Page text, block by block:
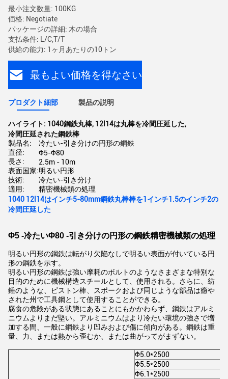
最小注文数量: 100KG
価格: Negotiate
パッケージの詳細: 木の場合
支払条件: L/C,T/T
供給の能力: 1ヶ月あたりの10トン
最もよい価格を得なさい
プロダクト細部 製品の説明
ハイライト: 1040鋼鉄丸棒, 12l14は丸棒を冷間圧延した,
冷間圧延された鋼鉄棒
製品名:
冷たい-引き分けの円形の鋼鉄
直径:
Φ5-Φ80
長さ:
2.5m - 10m
表面国家:明るい円形
技術:
冷たい-引き分け
適用:
精密機械類の処理
1040 12l14はインチ5-80mm鋼鉄丸棒棒を1インチ1.5のインチ2の
冷間圧延した
Φ5 -冷たいΦ80 -引き分けの円形の鋼鉄精密機械類の処理
明るい円形の鋼鉄は転がり欠陥なしで明るい表面が付いている円
形の鋼鉄を示す。
明るい円形の鋼鉄は強い摩耗のボルトのようなさまざまな特別な
目的のために機械構造スチールとして、使用される。さらに、紡
錘のような、ピストン棒、スポークおよび同じような部品は癒や
された州で工具鋼として使用することができる。
腐食の危険がある状態にあることにもかかわらず、鋼鉄はアルミ
ニウムよりまだ堅い。アルミニウムはより冷たい環境の強さで増
加する間、一般に鋼鉄より凹みおよび傷に傾向がある。鋼鉄は重
量、力、または熱から歪むか、または曲がってがまずない。
Φ5.0*2500
Φ5.5*2500
Φ6.1*2500